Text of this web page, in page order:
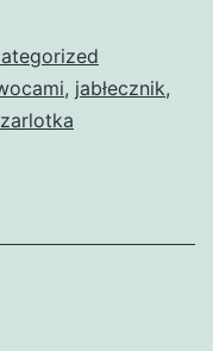
, jabłecznik,